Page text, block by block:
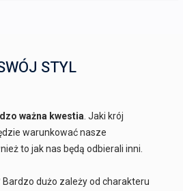
STYL
ważna kwestia . Jaki krój
warunkować nasze
to jak nas będą odbierali inni.
dużo zależy od charakteru